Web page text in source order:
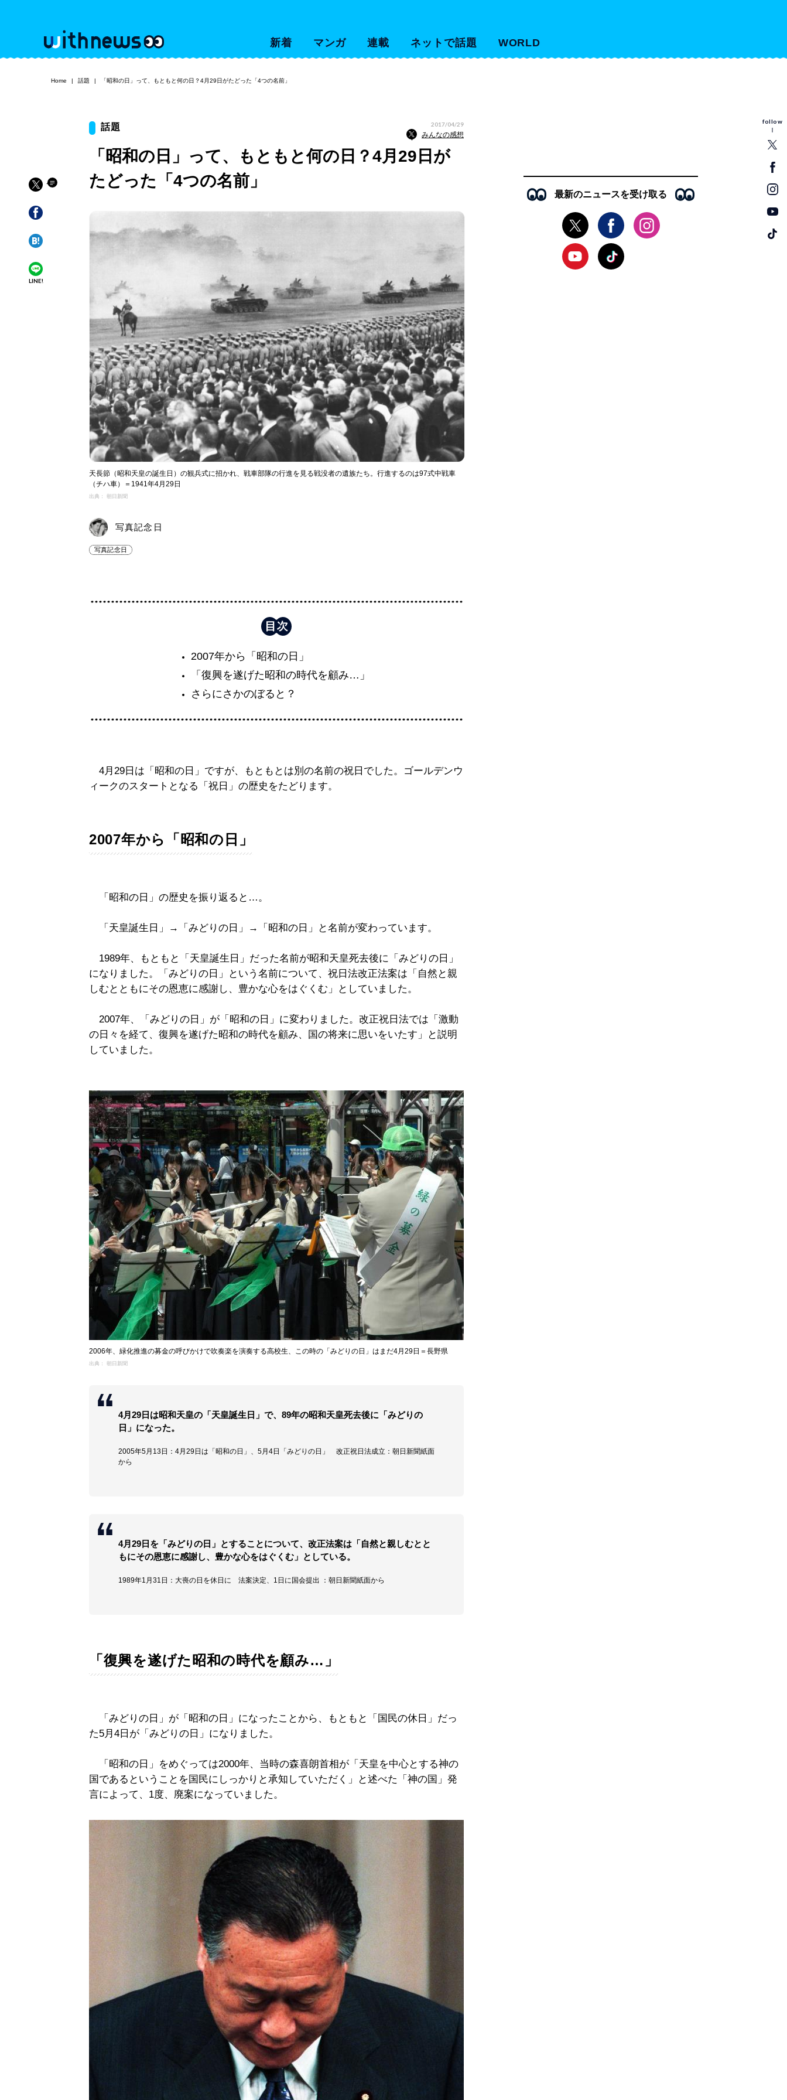
新着 マンガ 連載 ネットで話題 WORLD
follow
Home 話題 「昭和の日」って、もともと何の日？4月29日がたどった「4つの名前」
LINE!
話題 2017/04/29
みんなの感想
「昭和の日」って、もともと何の日？4月29日が
たどった「4つの名前」
天長節（昭和天皇の誕生日）の観兵式に招かれ、戦車部隊の行進を見る戦没者の遺族たち。行進するのは97式中戦車
（チハ車）＝1941年4月29日
出典： 朝日新聞
写真記念日
写真記念日
2007年から「昭和の日」
「復興を遂げた昭和の時代を顧み…」
さらにさかのぼると？
4月29日は「昭和の日」ですが、もともとは別の名前の祝日でした。ゴールデンウ
ィークのスタートとなる「祝日」の歴史をたどります。
2007年から「昭和の日」
「昭和の日」の歴史を振り返ると…。
「天皇誕生日」→「みどりの日」→「昭和の日」と名前が変わっています。
1989年、もともと「天皇誕生日」だった名前が昭和天皇死去後に「みどりの日」
になりました。「みどりの日」という名前について、祝日法改正法案は「自然と親
しむとともにその恩恵に感謝し、豊かな心をはぐくむ」としていました。
2007年、「みどりの日」が「昭和の日」に変わりました。改正祝日法では「激動
の日々を経て、復興を遂げた昭和の時代を顧み、国の将来に思いをいたす」と説明
していました。
2006年、緑化推進の募金の呼びかけで吹奏楽を演奏する高校生、この時の「みどりの日」はまだ4月29日＝長野県
出典： 朝日新聞
4月29日は昭和天皇の「天皇誕生日」で、89年の昭和天皇死去後に「みどりの
日」になった。
2005年5月13日：4月29日は「昭和の日」、5月4日「みどりの日」 改正祝日法成立：朝日新聞紙面
から
4月29日を「みどりの日」とすることについて、改正法案は「自然と親しむとと
もにその恩恵に感謝し、豊かな心をはぐくむ」としている。
1989年1月31日：大喪の日を休日に 法案決定、1日に国会提出 ：朝日新聞紙面から
「復興を遂げた昭和の時代を顧み…」
「みどりの日」が「昭和の日」になったことから、もともと「国民の休日」だっ
た5月4日が「みどりの日」になりました。
「昭和の日」をめぐっては2000年、当時の森喜朗首相が「天皇を中心とする神の
国であるということを国民にしっかりと承知していただく」と述べた「神の国」発
言によって、1度、廃案になっていました。
最新のニュースを受け取る